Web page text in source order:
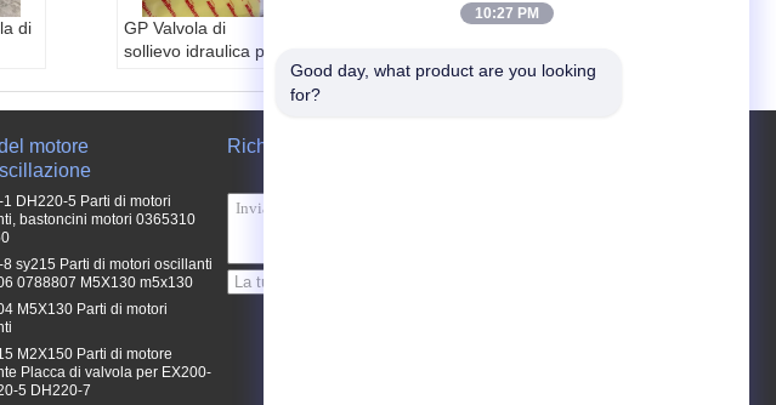
di
GP Valvola di
sollievo idraulica per
HD1430-3
dell' escavatore
pressione idraulica
motore
1 DH220-5 Parti di motori
bastoncini motori 0365310
sy215 Parti di motori oscillanti
0788807 M5X130 m5x130
M5X130 Parti di motori
M2X150 Parti di motore
Placca di valvola per EX200-
5 DH220-7
Richiedere un preventivo
10:27 PM
Good day, what product are you looking
for?